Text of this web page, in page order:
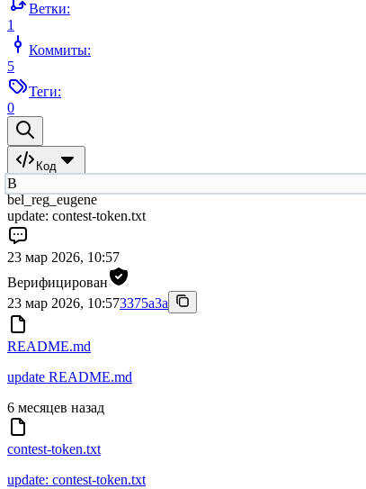
Ветки:
1
Коммиты:
5
Теги:
0
Код
B
bel_reg_eugene
update: contest-token.txt
23 мар 2026, 10:57
Верифицирован
23 мар 2026, 10:573375a3a
README.md
update README.md
6 месяцев назад
contest-token.txt
update: contest-token.txt